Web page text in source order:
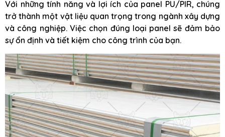
Với những tính năng và lợi ích của panel PU/PIR, chúng
trở thành một vật liệu quan trọng trong ngành xây dựng
và công nghiệp. Việc chọn đúng loại panel sẽ đảm bảo
sự ổn định và tiết kiệm cho công trình của bạn.